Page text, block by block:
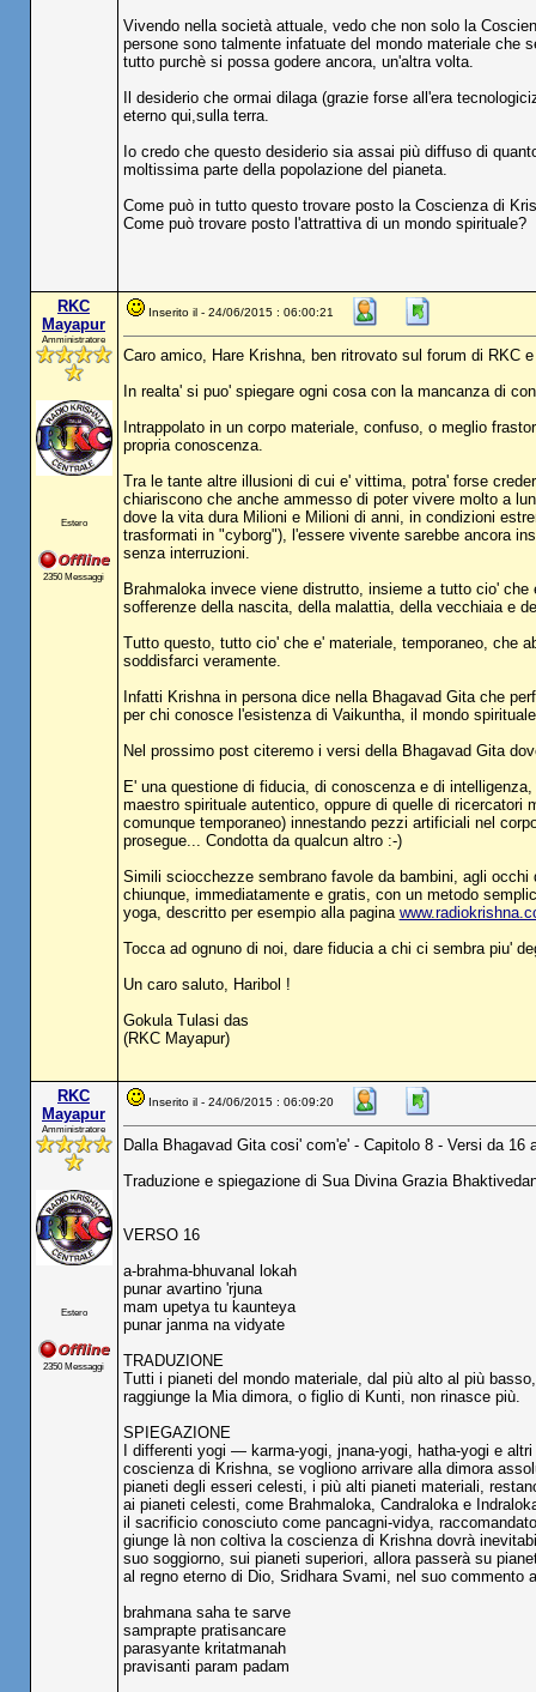
Vivendo nella società attuale, vedo che non solo la
persone sono talmente infatuate del mondo materiale che
tutto purchè si possa godere ancora, un'altra volta.
Il desiderio che ormai dilaga (grazie forse all'era
eterno qui,sulla terra.
Io credo che questo desiderio sia assai più diffuso di
moltissima parte della popolazione del pianeta.
Come può in tutto questo trovare posto la Coscienza di
Come può trovare posto l'attrattiva di un mondo spirituale?
RKC
Mayapur
Amministratore
Estero
2350 Messaggi
Inserito il - 24/06/2015 : 06:00:21
Caro amico, Hare Krishna, ben ritrovato sul forum di RKC
In realta' si puo' spiegare ogni cosa con la mancanza di
Intrappolato in un corpo materiale, confuso, o meglio
propria conoscenza.
Tra le tante altre illusioni di cui e' vittima, potra' forse
chiariscono che anche ammesso di poter vivere molto a
dove la vita dura Milioni e Milioni di anni, in condizioni
trasformati in "cyborg"), l'essere vivente sarebbe ancora
senza interruzioni.
Brahmaloka invece viene distrutto, insieme a tutto cio'
sofferenze della nascita, della malattia, della vecchiaia e
Tutto questo, tutto cio' che e' materiale, temporaneo, che
soddisfarci veramente.
Infatti Krishna in persona dice nella Bhagavad Gita che
per chi conosce l'esistenza di Vaikuntha, il mondo
Nel prossimo post citeremo i versi della Bhagavad Gita
E' una questione di fiducia, di conoscenza e di
maestro spirituale autentico, oppure di quelle di ricercatori
comunque temporaneo) innestando pezzi artificiali nel
prosegue... Condotta da qualcun altro :-)
Simili sciocchezze sembrano favole da bambini, agli
chiunque, immediatamente e gratis, con un metodo
yoga, descritto per esempio alla pagina
Tocca ad ognuno di noi, dare fiducia a chi ci sembra piu'
Un caro saluto, Haribol !
Gokula Tulasi das
(RKC Mayapur)
RKC
Mayapur
Amministratore
Estero
2350 Messaggi
Inserito il - 24/06/2015 : 06:09:20
Dalla Bhagavad Gita cosi' com'e' - Capitolo 8 - Versi da 16
Traduzione e spiegazione di Sua Divina Grazia
VERSO 16
a-brahma-bhuvanal lokah
punar avartino 'rjuna
mam upetya tu kaunteya
punar janma na vidyate
TRADUZIONE
Tutti i pianeti del mondo materiale, dal più alto al più
raggiunge la Mia dimora, o figlio di Kunti, non rinasce più.
SPIEGAZIONE
I differenti yogi — karma-yogi, jnana-yogi, hatha-yogi e
coscienza di Krishna, se vogliono arrivare alla dimora
pianeti degli esseri celesti, i più alti pianeti materiali,
ai pianeti celesti, come Brahmaloka, Candraloka e
il sacrificio conosciuto come pancagni-vidya,
giunge là non coltiva la coscienza di Krishna dovrà
suo soggiorno, sui pianeti superiori, allora passerà su
al regno eterno di Dio, Sridhara Svami, nel suo commento
brahmana saha te sarve
samprapte pratisancare
parasyante kritatmanah
pravisanti param padam